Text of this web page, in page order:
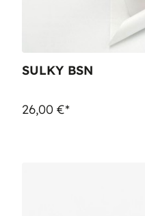
SULKY BSN
26,00 €*